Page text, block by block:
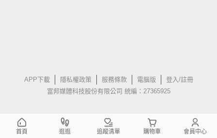
APP下載 隱私權政策 服務條款 電腦版
登入/註冊
富邦媒體科技股份有限公司 統編：27365925
首頁 逛逛 追蹤清單 購物車 會員中心